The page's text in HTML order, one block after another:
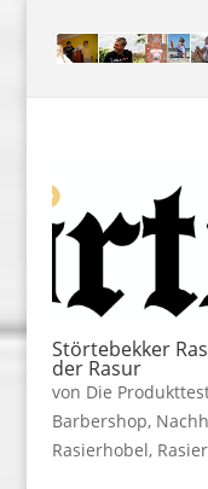
Störtebekker
der Rasur
von Die
Barbershop,
Rasierhobel,